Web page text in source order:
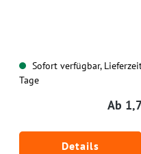
Sofort verfügbar,
Tage
Ab
Details